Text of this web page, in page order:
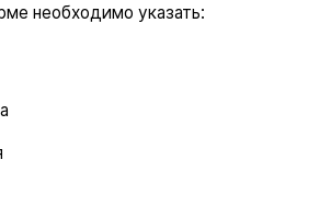
необходимо указать: